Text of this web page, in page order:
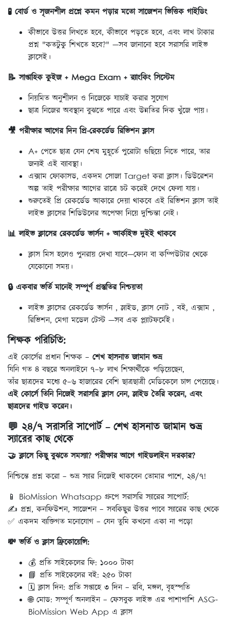
🧪 বোর্ড ও সৃজনশীল প্রশ্নে কমন পড়ার মতো সাজেশন ভিত্তিক গাইডিং
কীভাবে উত্তর লিখতে হবে, কীভাবে পড়তে হবে, এবং লাখ টাকার
প্রশ্ন "কতটুকু শিখতে হবে?" —সব জানানো হবে সরাসরি লাইভ
ক্লাসেই।
📝 সাপ্তাহিক কুইজ + Mega Exam + র‍্যাংকিং সিস্টেম
নিয়মিত অনুশীলন ও নিজেকে যাচাই করার সুযোগ
ছাত্র নিজের অবস্থান বুঝতে পারে এবং উন্নতির দিক খুঁজে পায়।
🎥 পরীক্ষার আগের দিন প্রি-রেকর্ডেড রিভিশন ক্লাস
A+ পেতে ছাত্র যেন শেষ মুহূর্তে পুরোটা গুছিয়ে নিতে পারে, তার
জন্যই এই ব্যাবস্থা।
এক্সাম ফোকাসড, একদম সোজা Target করা ক্লাস। ডিউরেশন
অল্প তাই পরীক্ষার আগের রাত্রে চট করেই দেখে ফেলা যায়।
শুরুতেই প্রি রেকর্ডেড আকারে দেয়া থাকবে এই রিভিশন ক্লাস তাই
লাইভ ক্লাসের শিডিউলের অপেক্ষা নিয়ে দুশ্চিন্তা নেই।
📊 লাইভ ক্লাসের রেকর্ডেড ভার্সন + আর্কাইভ দুইই থাকবে
ক্লাস মিস হলেও পুনরায় দেখা যাবে—ফোন বা কম্পিউটার থেকে
যেকোনো সময়।
🔒 একবার ভর্তি মানেই সম্পূর্ণ প্রস্তুতির নিশ্চয়তা
লাইভ ক্লাসের রেকর্ডেড ভার্সন , স্লাইড, ক্লাস নোট , বই, এক্সাম ,
রিভিশন, মেগা মডেল টেস্ট —সব এক প্ল্যাটফর্মেই।
শিক্ষক পরিচিতি:
এই কোর্সের প্রধান শিক্ষক – শেখ হাসনাত জামান শুভ্র
যিনি গত ৪ বছরে অনলাইনে ৭–৮ লাখ শিক্ষার্থীকে পড়িয়েছেন,
তাঁর ছাত্রদের মধ্যে ৫–৬ হাজারের বেশি ছাত্রছাত্রী মেডিকেলে চান্স পেয়েছে।
এই কোর্সে তিনি নিজেই সরাসরি ক্লাস নেন, স্লাইড তৈরি করেন, এবং
ছাত্রদের গাইড করেন।
💬 ২৪/৭ সরাসরি সাপোর্ট – শেখ হাসনাত জামান শুভ্র
স্যারের কাছ থেকে
🤝 ক্লাসে কিছু বুঝতে সমস্যা? পরীক্ষার আগে গাইডলাইন দরকার?
নিশ্চিন্তে প্রশ্ন করো – শুভ্র স্যার নিজেই থাকবেন তোমার পাশে, ২৪/৭!
📱 BioMission Whatsapp গ্রুপে সরাসরি স্যারের সাপোর্ট:
✍️ প্রশ্ন, কনফিউশন, সাজেশন – সবকিছুর উত্তর পাবে স্যারের কাছ থেকে
✅ একদম ব্যক্তিগত মনোযোগ – যেন তুমি কখনো একা না পড়ো
💸 ভর্তি ও ক্লাস ফ্রিকোয়েন্সি:
💰 প্রতি সাইকেলের ফি: ১০০০ টাকা
📘 প্রতি সাইকেলের বই: ২৫০ টাকা
🗓️ ক্লাস দিন: প্রতি সপ্তাহে ৩ দিন – রবি, মঙ্গল, বৃহস্পতি
🌐 মোড: সম্পূর্ণ অনলাইন – ফেসবুক লাইভ এর পাশাপাশি ASG-
BioMission Web App এ ক্লাস